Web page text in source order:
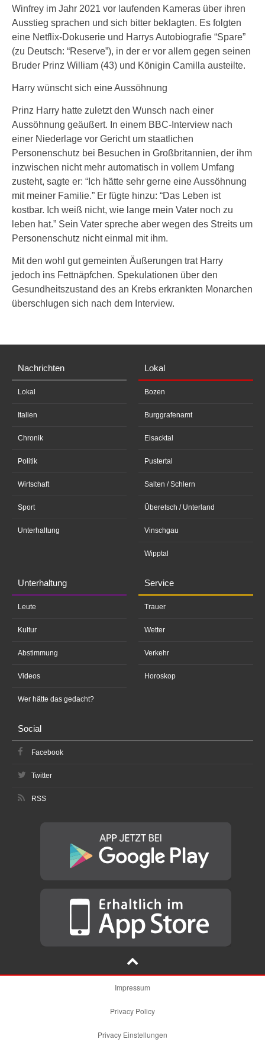
Winfrey im Jahr 2021 vor laufenden Kameras über ihren
Ausstieg sprachen und sich bitter beklagten. Es folgten
eine Netflix-Dokuserie und Harrys Autobiografie “Spare”
(zu Deutsch: “Reserve”), in der er vor allem gegen seinen
Bruder Prinz William (43) und Königin Camilla austeilte.
Harry wünscht sich eine Aussöhnung
Prinz Harry hatte zuletzt den Wunsch nach einer
Aussöhnung geäußert. In einem BBC-Interview nach
einer Niederlage vor Gericht um staatlichen
Personenschutz bei Besuchen in Großbritannien, der ihm
inzwischen nicht mehr automatisch in vollem Umfang
zusteht, sagte er: “Ich hätte sehr gerne eine Aussöhnung
mit meiner Familie.” Er fügte hinzu: “Das Leben ist
kostbar. Ich weiß nicht, wie lange mein Vater noch zu
leben hat.” Sein Vater spreche aber wegen des Streits um
Personenschutz nicht einmal mit ihm.
Mit den wohl gut gemeinten Äußerungen trat Harry
jedoch ins Fettnäpfchen. Spekulationen über den
Gesundheitszustand des an Krebs erkrankten Monarchen
überschlugen sich nach dem Interview.
Nachrichten
Lokal
Italien
Chronik
Politik
Wirtschaft
Sport
Unterhaltung
Lokal
Bozen
Burggrafenamt
Eisacktal
Pustertal
Salten / Schlern
Überetsch / Unterland
Vinschgau
Wipptal
Unterhaltung
Leute
Kultur
Abstimmung
Videos
Wer hätte das gedacht?
Service
Trauer
Wetter
Verkehr
Horoskop
Social
Facebook
Twitter
RSS
Impressum
Privacy Policy
Privacy Einstellungen